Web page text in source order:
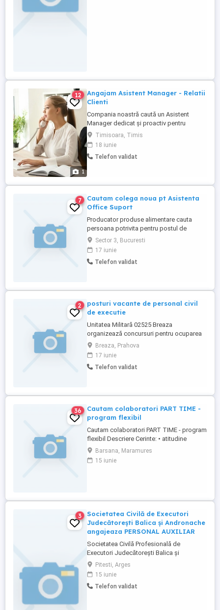
1
12
Angajam Asistent Manager - Relatii
Clienti
Compania noastră caută un Asistent
Manager dedicat și proactiv pentru
departamentul de Relații cu Clienții.
Candidatul ideal va juca un rol esențial în
asigurarea unei experiențe pozitive pentru
clienții noștri și în susținerea echipei de
Timisoara, Timis
18 iunie
Telefon validat
7
Cautam colega noua pt Asistenta
Office Suport
Producator produse alimentare cauta
persoana potrivita pentru postul de
asistent suport birou Responsabilitati: -
preluare comenzi si introducere in
sistemul informatic - intocmire documente
vanzare(avize....etc) - suport contact
Sector 3, Bucuresti
17 iunie
Telefon validat
2
posturi vacante de personal civil
de executie
Unitatea Militară 02525 Breaza
organizează concursuri pentru ocuparea
pe durată nedeterminată a unor posturi
vacante de personal civil de executie : -
documentarist debutant la
compartimentul Centrul de Documentare
...
Breaza, Prahova
17 iunie
Telefon validat
36
Cautam colaboratori PART TIME -
program flexibil
Cautam colaboratori PART TIME - program
flexibil Descriere Cerinte: • atitudine
pozitiva; • abilitati de comunicare si
munca in echipa; • competente operare PC
– in special pachetul Office; •acceptam
Barsana, Maramures
15 iunie
3
Societatea Civilă de Executori
Judecătorești Balica și Andronache
angajeaza PERSONAL AUXILIAR
Societatea Civilă Profesională de
Executori Judecătorești Balica și
Andronache angajeaza personal auxiliar
**Responsabilități principale:** *
Gestionarea dosarelor de executare silită.
* Redactarea și formularea de acte
Pitesti, Arges
15 iunie
Telefon validat